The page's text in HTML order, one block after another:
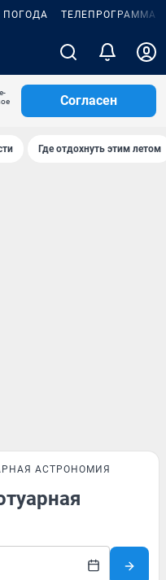
ПОГОДА ТЕЛЕПРОГРАММА
Согласен
Где отдохнуть этим летом
АСТРОНОМИЯ